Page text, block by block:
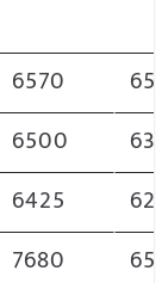
6570
6500
6425
7680